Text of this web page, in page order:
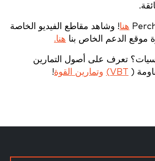
هنا! وشاهد مقاطع الفيديو الخاصة
موقع الدعم الخاص بنا هنا.
تعرف على أصول التمارين
(
VBT) وتمارين القوة!